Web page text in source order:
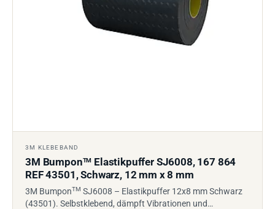
3M KLEBEBAND
3M BumponTM Elastikpuffer SJ6008, 167 864
REF 43501, Schwarz, 12 mm x 8 mm
3M BumponTM SJ6008 – Elastikpuffer 12x8 mm Schwarz
(43501). Selbstklebend, dämpft Vibrationen und…